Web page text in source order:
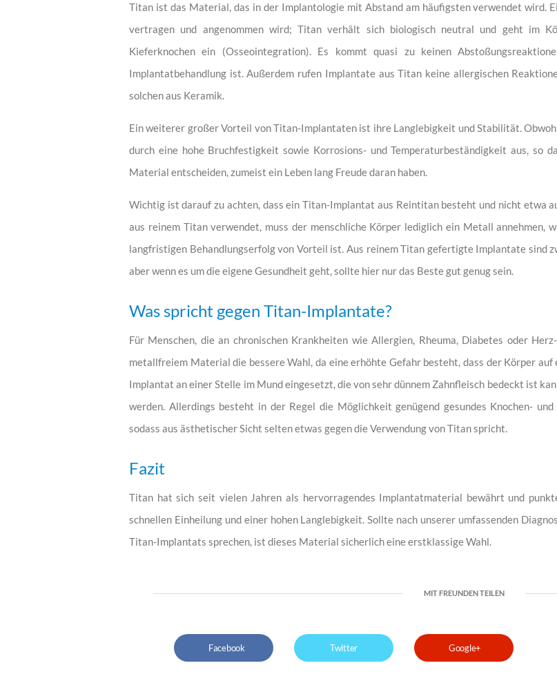
Titan ist das Material, das in der Implantologie mit Abstand am häufigsten verwendet wird.
vertragen und angenommen wird; Titan verhält sich biologisch neutral und geht im
Kieferknochen ein (Osseointegration). Es kommt quasi zu keinen
Implantatbehandlung ist. Außerdem rufen Implantate aus Titan keine allergischen
solchen aus Keramik.
Ein weiterer großer Vorteil von Titan-Implantaten ist ihre Langlebigkeit und Stabilität.
durch eine hohe Bruchfestigkeit sowie Korrosions- und Temperaturbeständigkeit aus, so
Material entscheiden, zumeist ein Leben lang Freude daran haben.
Wichtig ist darauf zu achten, dass ein Titan-Implantat aus Reintitan besteht und nicht etwa
aus reinem Titan verwendet, muss der menschliche Körper lediglich ein Metall annehmen,
langfristigen Behandlungserfolg von Vorteil ist. Aus reinem Titan gefertigte Implantate sind
aber wenn es um die eigene Gesundheit geht, sollte hier nur das Beste gut genug sein.
Was spricht gegen Titan-Implantate?
Für Menschen, die an chronischen Krankheiten wie Allergien, Rheuma, Diabetes oder
metallfreiem Material die bessere Wahl, da eine erhöhte Gefahr besteht, dass der Körper
Implantat an einer Stelle im Mund eingesetzt, die von sehr dünnem Zahnfleisch bedeckt ist
werden. Allerdings besteht in der Regel die Möglichkeit genügend gesundes Knochen-
sodass aus ästhetischer Sicht selten etwas gegen die Verwendung von Titan spricht.
Fazit
Titan hat sich seit vielen Jahren als hervorragendes Implantatmaterial bewährt und
schnellen Einheilung und einer hohen Langlebigkeit. Sollte nach unserer umfassenden
Titan-Implantats sprechen, ist dieses Material sicherlich eine erstklassige Wahl.
MIT FREUNDEN TEILEN
Facebook Twitter Google+